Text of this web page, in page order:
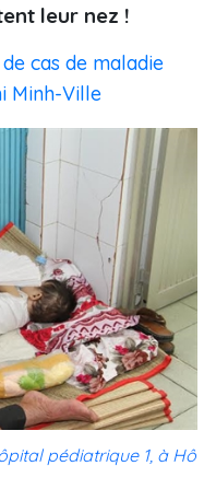
leur nez !
cas de maladie
Minh-Ville
pédiatrique 1, à Hô